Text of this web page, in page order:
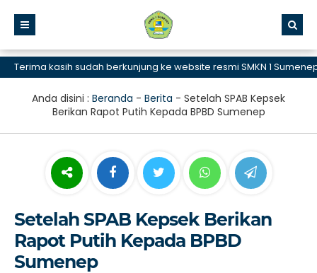
kasih sudah berkunjung ke website resmi SMKN 1 Sumenep,
Anda disini : Beranda - Berita - Setelah SPAB Kepsek
Berikan Rapot Putih Kepada BPBD Sumenep
Setelah SPAB Kepsek Berikan
Rapot Putih Kepada BPBD
Sumenep